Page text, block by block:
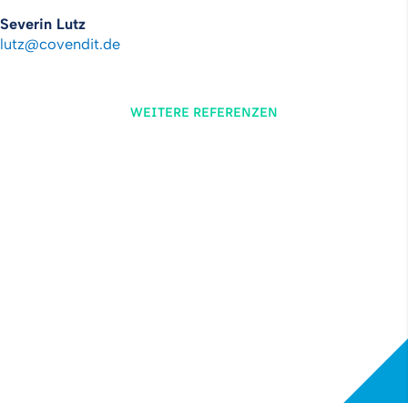
Severin Lutz
lutz@covendit.de
WEITERE REFERENZEN